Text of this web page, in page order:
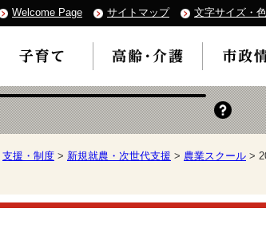
Welcome Page サイトマップ 文字サイズ・
支援・制度 > 新規就農・次世代支援 > 農業スクール >